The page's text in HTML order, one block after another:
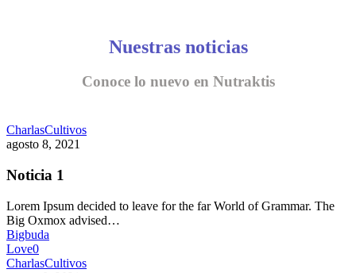
Nuestras noticias
Conoce lo nuevo en Nutraktis
CharlasCultivos
agosto 8, 2021
Noticia 1
Lorem Ipsum decided to leave for the far World of Grammar. The
Big Oxmox advised…
Bigbuda
Love0
CharlasCultivos